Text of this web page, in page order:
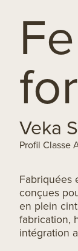
Veka
Profil Classe
Fabriquées
conçues
en plein
fabrication,
intégration